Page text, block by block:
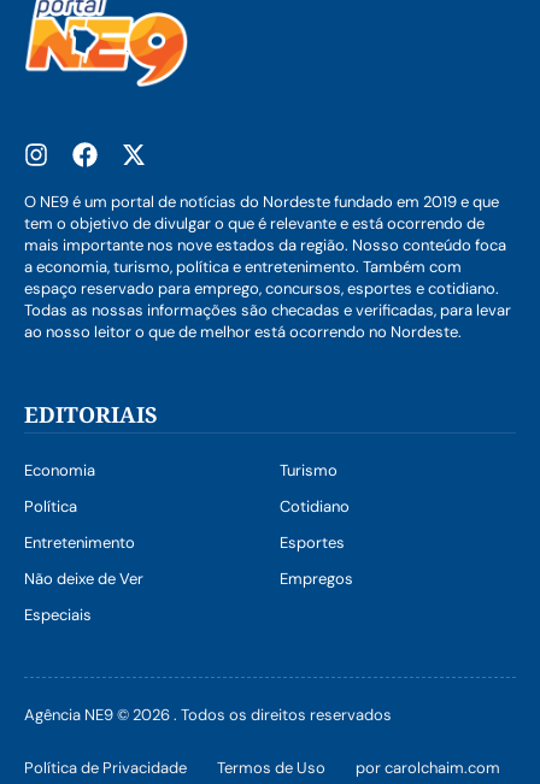
O NE9 é um portal de notícias do Nordeste fundado em 2019 e que
tem o objetivo de divulgar o que é relevante e está ocorrendo de
mais importante nos nove estados da região. Nosso conteúdo foca
a economia, turismo, política e entretenimento. Também com
espaço reservado para emprego, concursos, esportes e cotidiano.
Todas as nossas informações são checadas e verificadas, para levar
ao nosso leitor o que de melhor está ocorrendo no Nordeste.
EDITORIAIS
Economia
Turismo
Política
Cotidiano
Entretenimento
Esportes
Não deixe de Ver
Empregos
Especiais
Agência NE9 © 2026 . Todos os direitos reservados
Política de Privacidade Termos de Uso por carolchaim.com